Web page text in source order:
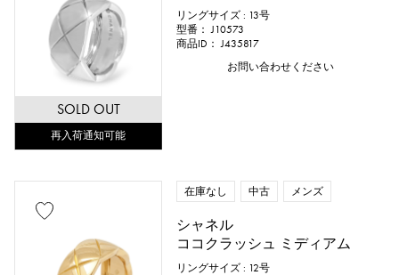
SOLD OUT
再入荷通知可能
リングサイズ : 13号
型番： J10573
商品ID： J435817
お問い合わせください
在庫なし 中古 メンズ
シャネル
ココクラッシュ ミディアム
リングサイズ : 12号